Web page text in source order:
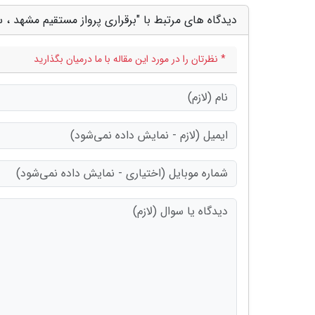
دیدگاه های مرتبط با "برقراری پرواز مستقیم مشهد ،
* نظرتان را در مورد این مقاله با ما درمیان بگذارید